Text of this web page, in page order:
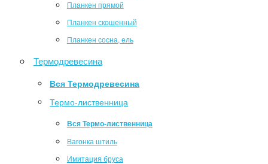
Планкен прямой
Планкен скошенный
Планкен сосна, ель
Термодревесина
Вся Термодревесина
Термо-лиственница
Вся Термо-лиственница
Вагонка штиль
Имитация бруса